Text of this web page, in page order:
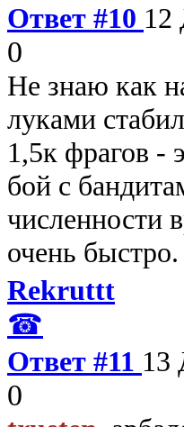
Ответ #10 12
0
Не знаю как
луками
1,5к фрагов -
бой с
численности
очень быстро.
Rekruttt
☎
Ответ #11 13
0